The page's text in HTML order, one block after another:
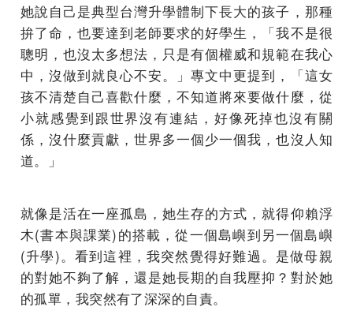
她說自己是典型台灣升學體制下長大的孩子，那種
拚了命，也要達到老師要求的好學生，「我不是很
聰明，也沒太多想法，只是有個權威和規範在我心
中，沒做到就良心不安。」專文中更提到，「這女
孩不清楚自己喜歡什麼，不知道將來要做什麼，從
小就感覺到跟世界沒有連結，好像死掉也沒有關
係，沒什麼貢獻，世界多一個少一個我，也沒人知
道。」
就像是活在一座孤島，她生存的方式，就得仰賴浮
木(書本與課業)的搭載，從一個島嶼到另一個島嶼
(升學)。看到這裡，我突然覺得好難過。是做母親
的對她不夠了解，還是她長期的自我壓抑？對於她
的孤單，我突然有了深深的自責。